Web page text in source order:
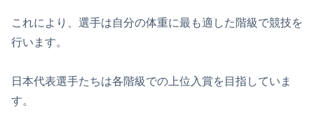
これにより、選手は自分の体重に最も適した階級で競技を
行います。
日本代表選手たちは各階級での上位入賞を目指していま
す。